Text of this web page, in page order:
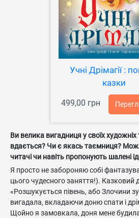
Учні Дрімагії :
казки
499,00 грн
Ви велика вигадниця у своїх
вдається? Чи є якась таємниця?
читачі чи навіть пропонують шалені
Я просто не забороняю собі
цього чудесного заняття!). Казковий
«Розшукується півень, або Злочини
вигадала, вкладаючи доню спати і
Щойно я замовкала, доня мене